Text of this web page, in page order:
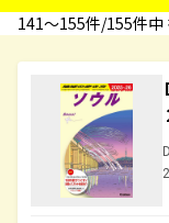
141〜155件/155件中